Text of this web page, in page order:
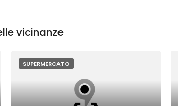
vicinanze
SUPERMERCATO